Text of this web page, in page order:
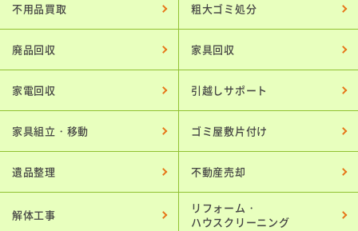
不用品買取 粗大ゴミ処分
廃品回収 家具回収
家電回収 引越しサポート
家具組立・移動 ゴミ屋敷片付け
遺品整理 不動産売却
解体工事
リフォーム・
ハウスクリーニング